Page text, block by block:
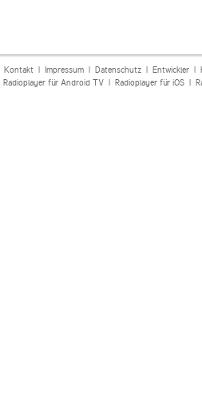
Kontakt| Impressum| Datenschutz| Entwickler|
Radioplayer für Android TV| Radioplayer für iOS|